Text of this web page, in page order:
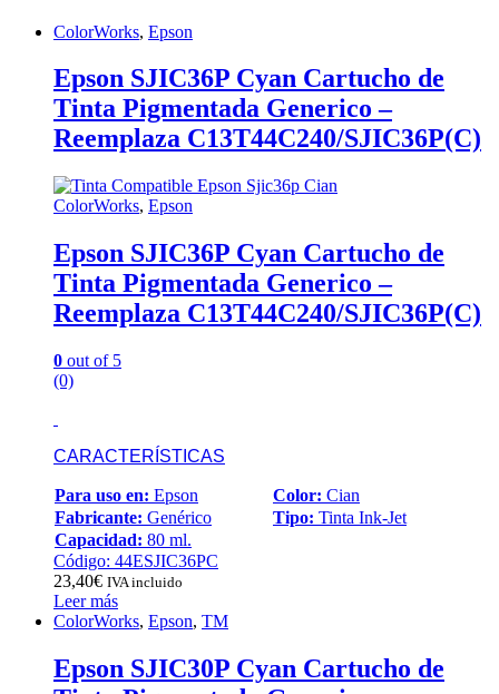
ColorWorks, Epson
Epson SJIC36P Cyan Cartucho de
Tinta Pigmentada Generico –
Reemplaza C13T44C240/SJIC36P(C)
ColorWorks, Epson
Epson SJIC36P Cyan Cartucho de
Tinta Pigmentada Generico –
Reemplaza C13T44C240/SJIC36P(C)
0 out of 5
(0)
CARACTERÍSTICAS
Para uso en: Epson Color: Cian
Fabricante: Genérico Tipo: Tinta Ink-Jet
Capacidad: 80 ml.
Código: 44ESJIC36PC
23,40€ IVA incluido
Leer más
ColorWorks, Epson, TM
Epson SJIC30P Cyan Cartucho de